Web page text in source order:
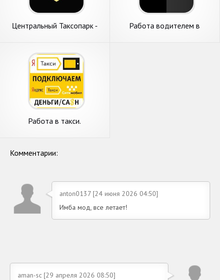
Центральный Таксопарк -
Работа водителем в
Работа в такси.
Комментарии:
anton0137 [24 июня 2026 04:50]
Имба мод, все летает!
aman-sc [29 апреля 2026 08:50]